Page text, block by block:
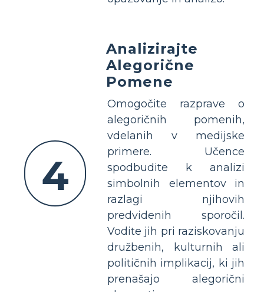
4
Analizirajte
Alegorične
Pomene
Omogočite razprave o
alegoričnih pomenih,
vdelanih v medijske
primere. Učence
spodbudite k analizi
simbolnih elementov in
razlagi njihovih
predvidenih sporočil.
Vodite jih pri raziskovanju
družbenih, kulturnih ali
političnih implikacij, ki jih
prenašajo alegorični